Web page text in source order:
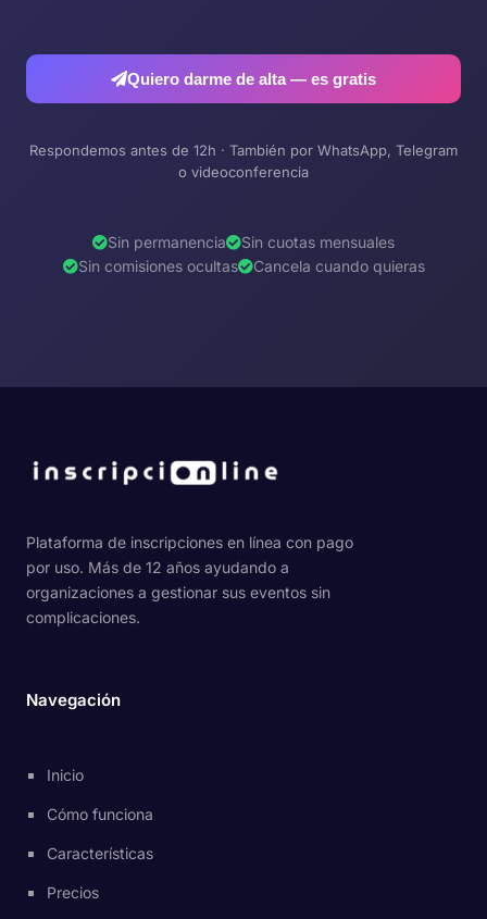
Quiero darme de alta — es gratis
Respondemos antes de 12h · También por WhatsApp, Telegram
o videoconferencia
Sin permanencia
Sin cuotas mensuales
Sin comisiones ocultas
Cancela cuando quieras
Plataforma de inscripciones en línea con pago
por uso. Más de 12 años ayudando a
organizaciones a gestionar sus eventos sin
complicaciones.
Navegación
Inicio
Cómo funciona
Características
Precios